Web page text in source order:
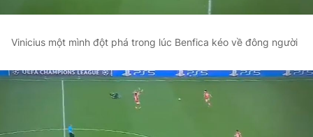
Vinicius một mình đột phá trong lúc Benfica kéo về đông người